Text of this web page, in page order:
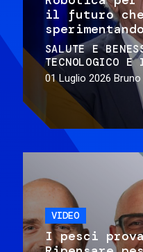
il futuro
SALUTE E
TECNOLOGICO E
01 Luglio 2026 Bruno
VIDEO
I pesci